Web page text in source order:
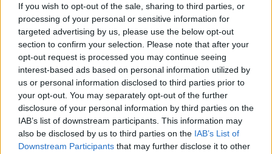
If you wish to opt-out of the sale, sharing to third parties, or
processing of your personal or sensitive information for
targeted advertising by us, please use the below opt-out
section to confirm your selection. Please note that after your
opt-out request is processed you may continue seeing
interest-based ads based on personal information utilized by
us or personal information disclosed to third parties prior to
your opt-out. You may separately opt-out of the further
disclosure of your personal information by third parties on the
IAB’s list of downstream participants. This information may
also be disclosed by us to third parties on the IAB’s List of
Downstream Participants that may further disclose it to other
ΠΑΝΑΘΗΝΑΙΚΟΣ
ΡΕΝΑΤΟ ΣΑΝΤΣΕΣ
ΦΑΚΟΥΝΤΟ ΠΕΛΙΣΤΡΙ
Share:
Ακολουθήστε το Νewsit.gr στοGoogle Newsκαι
ενημερωθείτε πρώτοι για όλη την ειδησεογραφία και τα
τελευταία νέατης ημέρας